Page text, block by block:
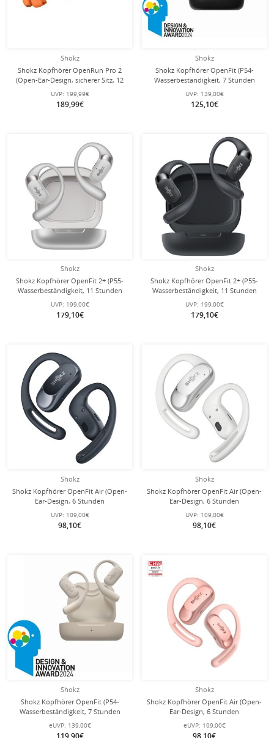
Shokz
Shokz Kopfhörer OpenRun Pro 2
(Open-Ear-Design, sicherer Sitz, 12
Stunden Wiedergabezeit) orange
UVP: 199,99€
189,99€
Shokz
Shokz Kopfhörer OpenFit (P54-
Wasserbeständigkeit, 7 Stunden
Wiedergabezeit) schwarz
UVP: 139,00€
125,10€
Shokz
Shokz Kopfhörer OpenFit 2+ (P55-
Wasserbeständigkeit, 11 Stunden
Wiedergabezeit) grau
UVP: 199,00€
179,10€
Shokz
Shokz Kopfhörer OpenFit 2+ (P55-
Wasserbeständigkeit, 11 Stunden
Wiedergabezeit) schwarz
UVP: 199,00€
179,10€
Shokz
Shokz Kopfhörer OpenFit Air (Open-
Ear-Design, 6 Stunden
Wiedergabezeit) schwarz
UVP: 109,00€
98,10€
Shokz
Shokz Kopfhörer OpenFit Air (Open-
Ear-Design, 6 Stunden
Wiedergabezeit) weiss
UVP: 109,00€
98,10€
Shokz
Shokz Kopfhörer OpenFit (P54-
Wasserbeständigkeit, 7 Stunden
Wiedergabezeit) beige
eUVP: 139,00€
119,90€
Shokz
Shokz Kopfhörer OpenFit Air (Open-
Ear-Design, 6 Stunden
Wiedergabezeit) rosa
eUVP: 109,00€
98,10€